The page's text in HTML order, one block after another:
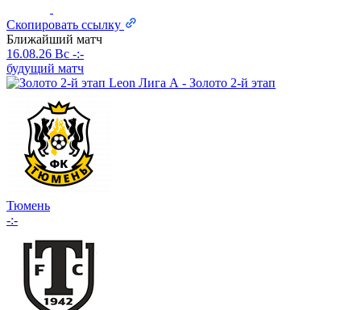
Скопировать ссылку
Ближайший матч
16.08.26 Вс -:-
будущий матч
Leon Лига А - Золото 2-й этап
Тюмень
-:-